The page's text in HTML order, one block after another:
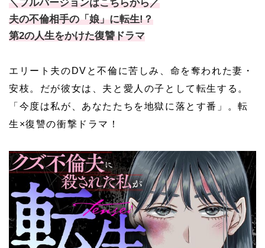
＼フルバージョンはこちらから／
夫の不倫相手の「娘」に転生!？
第2の人生をかけた復讐ドラマ
エリート夫のDVと不倫に苦しみ、命を奪われた妻・
安枝。だが彼女は、夫と愛人の子として転生する。
「今度は私が、あなたたちを地獄に落とす番」。転
生×復讐の衝撃ドラマ！